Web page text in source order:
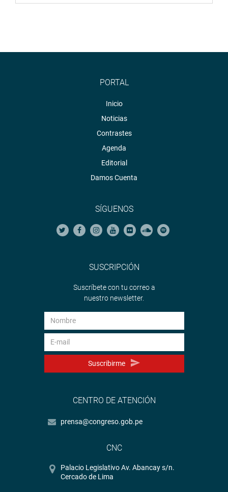
PORTAL
Inicio
Noticias
Contrastes
Agenda
Editorial
Damos Cuenta
SÍGUENOS
SUSCRIPCIÓN
Suscríbete con tu correo a
nuestro newsletter.
Suscribirme
CENTRO DE ATENCIÓN
prensa@congreso.gob.pe
CNC
Palacio Legislativo Av. Abancay s/n.
Cercado de Lima